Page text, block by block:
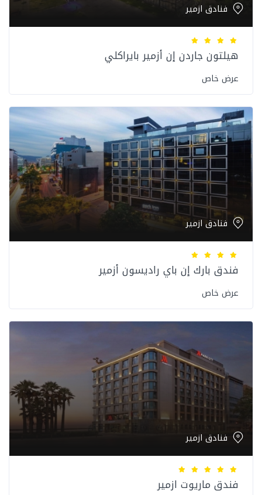
فنادق ازمير
هيلتون جاردن إن أزمير بايراكلي
عرض خاص
فنادق ازمير
فندق بارك إن باي راديسون أزمير
عرض خاص
فنادق ازمير
فندق ماريوت ازمير